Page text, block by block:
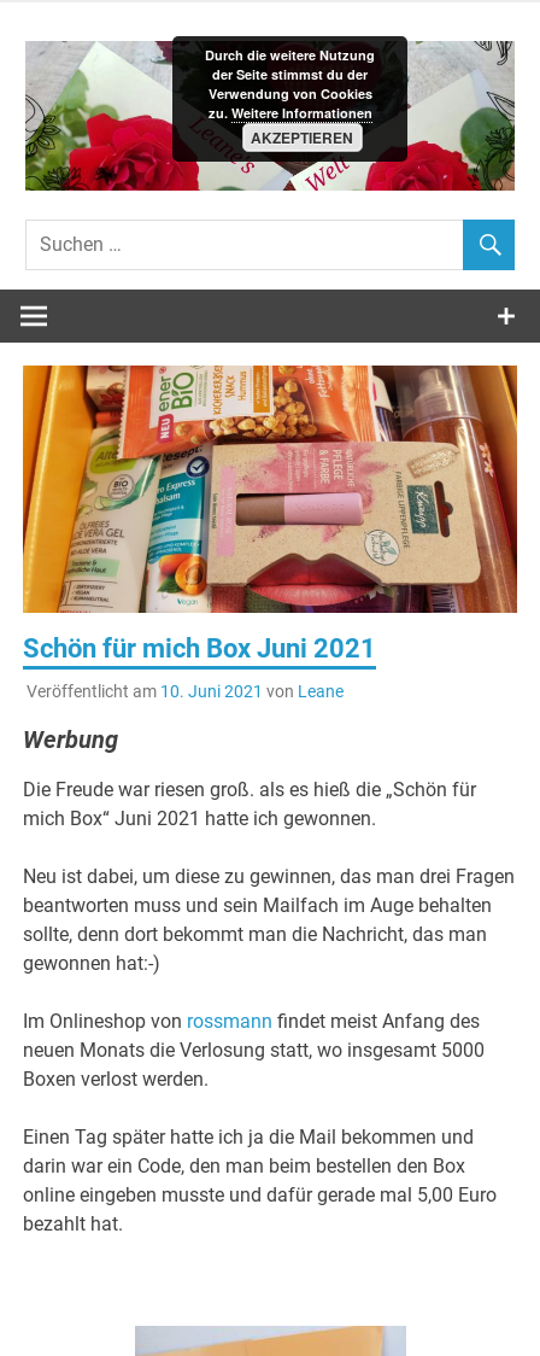
Inhalt
springen
Leane´s-
Welt
Schön für mich Box Juni 2021
Veröffentlicht am 10. Juni 2021 von Leane
Werbung
Die Freude war riesen groß. als es hieß die „Schön für
mich Box“ Juni 2021 hatte ich gewonnen.
Neu ist dabei, um diese zu gewinnen, das man drei Fragen
beantworten muss und sein Mailfach im Auge behalten
sollte, denn dort bekommt man die Nachricht, das man
gewonnen hat:-)
Im Onlineshop von rossmann findet meist Anfang des
neuen Monats die Verlosung statt, wo insgesamt 5000
Boxen verlost werden.
Einen Tag später hatte ich ja die Mail bekommen und
darin war ein Code, den man beim bestellen den Box
online eingeben musste und dafür gerade mal 5,00 Euro
bezahlt hat.
Durch die weitere Nutzung
der Seite stimmst du der
Verwendung von Cookies
zu. Weitere Informationen
AKZEPTIEREN